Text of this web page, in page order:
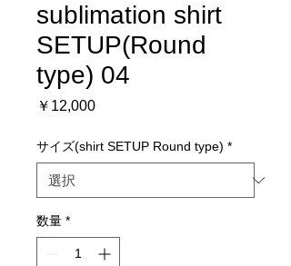
sublimation shirt
SETUP(Round
type) 04
￥12,000価
サイズ(shirt SETUP Round type) *
数量 *